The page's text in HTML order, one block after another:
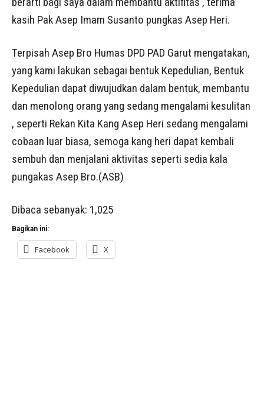
kasih Pak Asep Imam Susanto pungkas Asep Heri.
Terpisah Asep Bro Humas DPD PAD Garut mengatakan,
yang kami lakukan sebagai bentuk Kepedulian, Bentuk
Kepedulian dapat diwujudkan dalam bentuk, membantu
dan menolong orang yang sedang mengalami kesulitan
, seperti Rekan Kita Kang Asep Heri sedang mengalami
cobaan luar biasa, semoga kang heri dapat kembali
sembuh dan menjalani aktivitas seperti sedia kala
pungakas Asep Bro.(ASB)
Dibaca sebanyak: 1,025
Bagikan ini:
Facebook X